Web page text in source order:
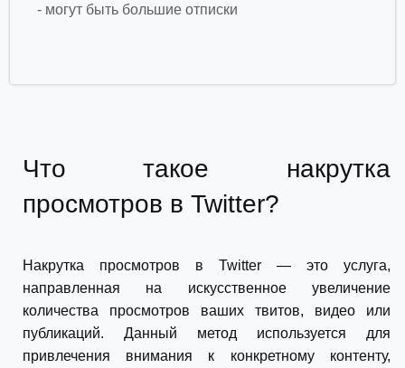
- могут быть большие отписки
Что такое накрутка
просмотров в Twitter?
Накрутка просмотров в Twitter — это услуга,
направленная на искусственное увеличение
количества просмотров ваших твитов, видео или
публикаций. Данный метод используется для
привлечения внимания к конкретному контенту,